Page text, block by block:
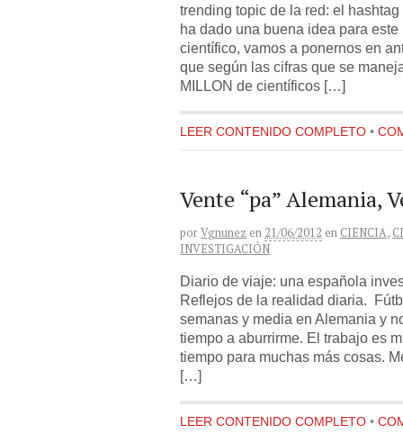
trending topic de la red: el
ha dado una buena idea para
científico, vamos a ponernos en
que según las cifras que se
MILLON de científicos […]
LEER CONTENIDO COMPLETO •
Vente “pa” Alemania,
porVgnunez en 21/06/2012 en CIENCIA,
INVESTIGACIÓN
Diario de viaje: una española
Reflejos de la realidad diaria.
semanas y media en Alemania y
tiempo a aburrirme. El trabajo es
tiempo para muchas más cosas.
[…]
LEER CONTENIDO COMPLETO •